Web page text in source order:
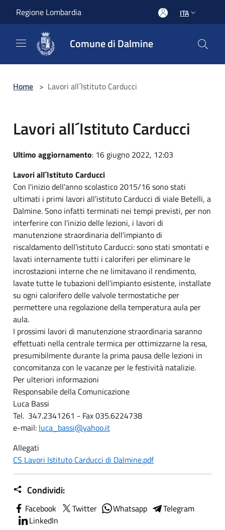
Regione Lombardia ITA
Comune di Dalmine
Home > Lavori all´Istituto Carducci
Lavori all´Istituto Carducci
Ultimo aggiornamento: 16 giugno 2022, 12:03
Lavori all´Istituto Carducci
Con l'inizio dell'anno scolastico 2015/16 sono stati
ultimati i primi lavori all'istituto Carducci di viale Betelli, a
Dalmine. Sono infatti terminati nei tempi previsti, per non
interferire con l'inizio delle lezioni, i lavori di
manutenzione straordinaria dell'impianto di
riscaldamento dell'istituto Carducci: sono stati smontati e
lavati internamente tutti i caloriferi per eliminare le
incrostazioni interne che ne limitavano il rendimento,
lavate tutte le tubazioni dell'impianto esistente, installate
su ogni calorifero delle valvole termostatiche per
permettere una regolazione della temperatura aula per
aula.
I prossimi lavori di manutenzione straordinaria saranno
effettuati nella centrale termica per ottimizzarne la resa,
presumibilmente durante la prima pausa delle lezioni in
concomitanza con le vacanze per le festività natalizie.
Per ulteriori informazioni
Responsabile della Comunicazione
Luca Bassi
Tel. 347.2341261 - Fax 035.6224738
e-mail: luca_bassi@yahoo.it
Allegati
CS Lavori Istituto Carducci di Dalmine.pdf
Condividi:
Facebook Twitter Whatsapp
Telegram
LinkedIn